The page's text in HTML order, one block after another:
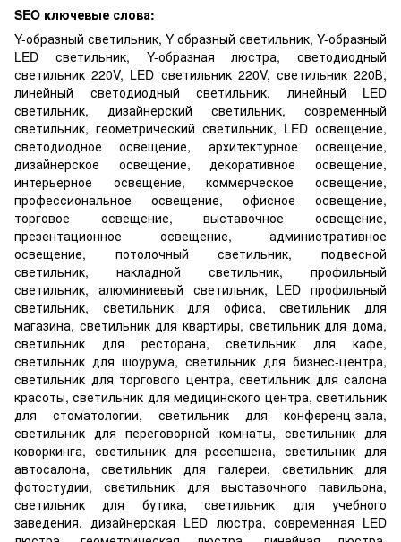
SEO ключевые слова:
Y-образный светильник, Y образный светильник, Y-образный
LED светильник, Y-образная люстра, светодиодный
светильник 220V, LED светильник 220V, светильник 220В,
линейный светодиодный светильник, линейный LED
светильник, дизайнерский светильник, современный
светильник, геометрический светильник, LED освещение,
светодиодное освещение, архитектурное освещение,
дизайнерское освещение, декоративное освещение,
интерьерное освещение, коммерческое освещение,
профессиональное освещение, офисное освещение,
торговое освещение, выставочное освещение,
презентационное освещение, административное
освещение, потолочный светильник, подвесной
светильник, накладной светильник, профильный
светильник, алюминиевый светильник, LED профильный
светильник, светильник для офиса, светильник для
магазина, светильник для квартиры, светильник для дома,
светильник для ресторана, светильник для кафе,
светильник для шоурума, светильник для бизнес-центра,
светильник для торгового центра, светильник для салона
красоты, светильник для медицинского центра, светильник
для стоматологии, светильник для конференц-зала,
светильник для переговорной комнаты, светильник для
коворкинга, светильник для ресепшена, светильник для
автосалона, светильник для галереи, светильник для
фотостудии, светильник для выставочного павильона,
светильник для бутика, светильник для учебного
заведения, дизайнерская LED люстра, современная LED